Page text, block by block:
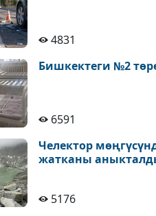
4831
Бишкектеги №2
6591
Челектор
жатканы
5176